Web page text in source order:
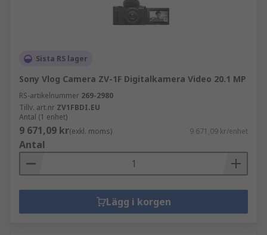
Sista RS lager
Sony Vlog Camera ZV-1F Digitalkamera Video 20.1 MP
RS-artikelnummer 269-2980
Tillv. art.nr ZV1FBDI.EU
Antal (1 enhet)
9 671,09 kr(exkl. moms) 9 671,09 kr/enhet
Antal
Lägg i korgen